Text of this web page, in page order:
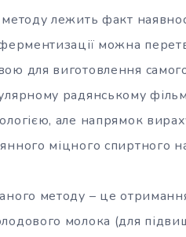
лежить факт
можна
для виготовлення
радянському
але напрямок
міцного спиртного
методу – це
молока (для